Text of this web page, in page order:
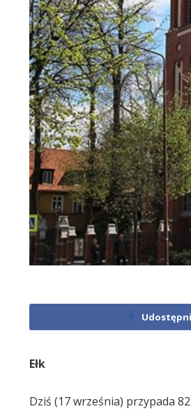
Ełk
Dziś (17 września) przypada